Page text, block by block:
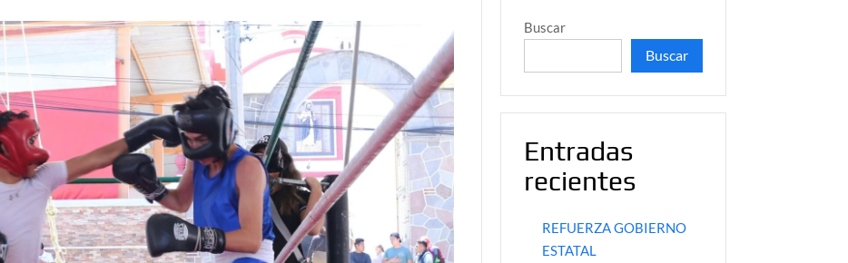
Buscar
Buscar
Entradas
recientes
REFUERZA GOBIERNO
ESTATAL